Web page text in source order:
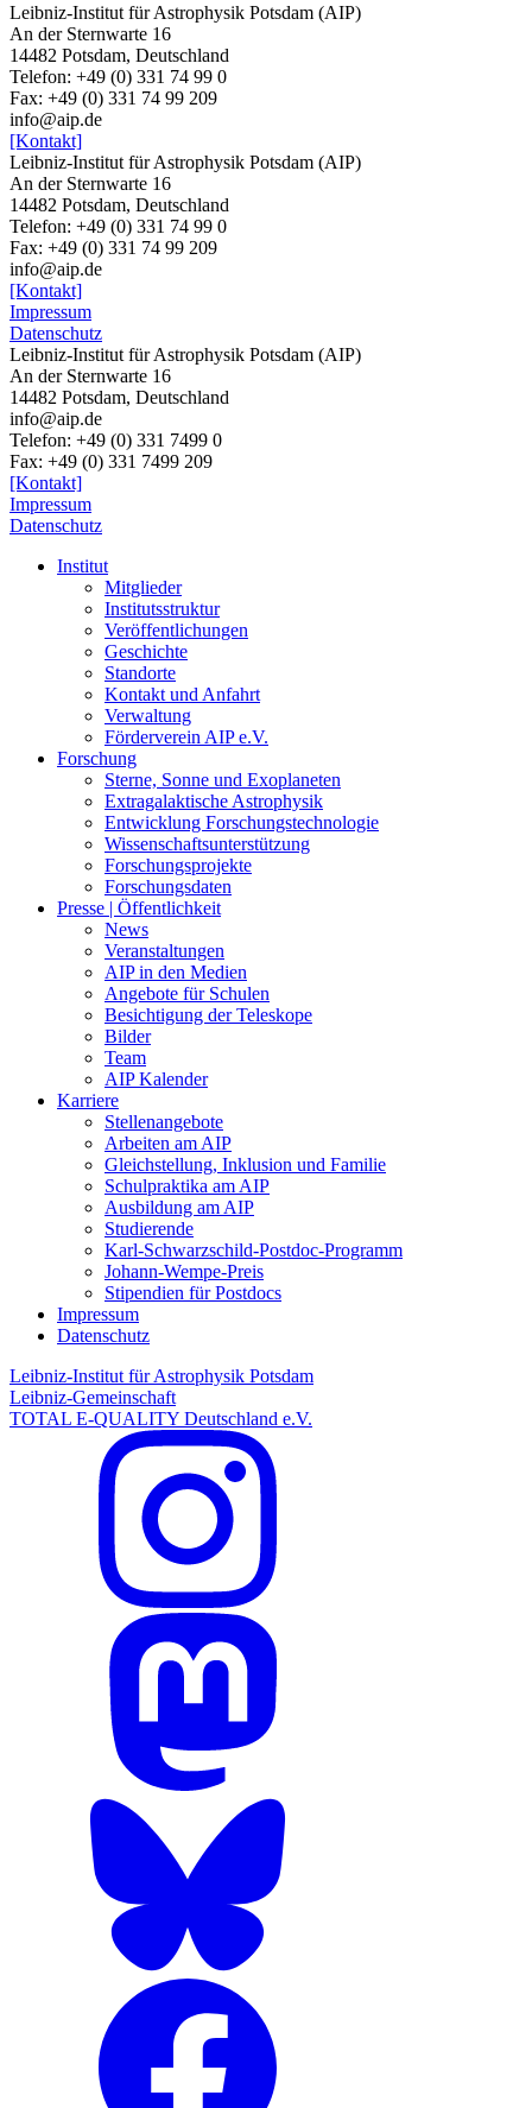
Leibniz-Institut für Astrophysik Potsdam (AIP)
An der Sternwarte 16
14482 Potsdam, Deutschland
Telefon: +49 (0) 331 74 99 0
Fax: +49 (0) 331 74 99 209
info@aip.de
[Kontakt]
Leibniz-Institut für Astrophysik Potsdam (AIP)
An der Sternwarte 16
14482 Potsdam, Deutschland
Telefon: +49 (0) 331 74 99 0
Fax: +49 (0) 331 74 99 209
info@aip.de
[Kontakt]
Impressum
Datenschutz
Leibniz-Institut für Astrophysik Potsdam (AIP)
An der Sternwarte 16
14482 Potsdam, Deutschland
info@aip.de
Telefon: +49 (0) 331 7499 0
Fax: +49 (0) 331 7499 209
[Kontakt]
Impressum
Datenschutz
Institut
Mitglieder
Institutsstruktur
Veröffentlichungen
Geschichte
Standorte
Kontakt und Anfahrt
Verwaltung
Förderverein AIP e.V.
Forschung
Sterne, Sonne und Exoplaneten
Extragalaktische Astrophysik
Entwicklung Forschungstechnologie
Wissenschaftsunterstützung
Forschungsprojekte
Forschungsdaten
Presse | Öffentlichkeit
News
Veranstaltungen
AIP in den Medien
Angebote für Schulen
Besichtigung der Teleskope
Bilder
Team
AIP Kalender
Karriere
Stellenangebote
Arbeiten am AIP
Gleichstellung, Inklusion und Familie
Schulpraktika am AIP
Ausbildung am AIP
Studierende
Karl-Schwarzschild-Postdoc-Programm
Johann-Wempe-Preis
Stipendien für Postdocs
Impressum
Datenschutz
Leibniz-Institut für Astrophysik Potsdam
Leibniz-Gemeinschaft
TOTAL E-QUALITY Deutschland e.V.